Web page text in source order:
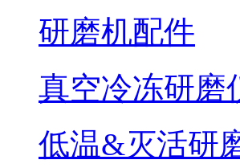
研磨机配件
真空冷冻研磨
低温&灭活研